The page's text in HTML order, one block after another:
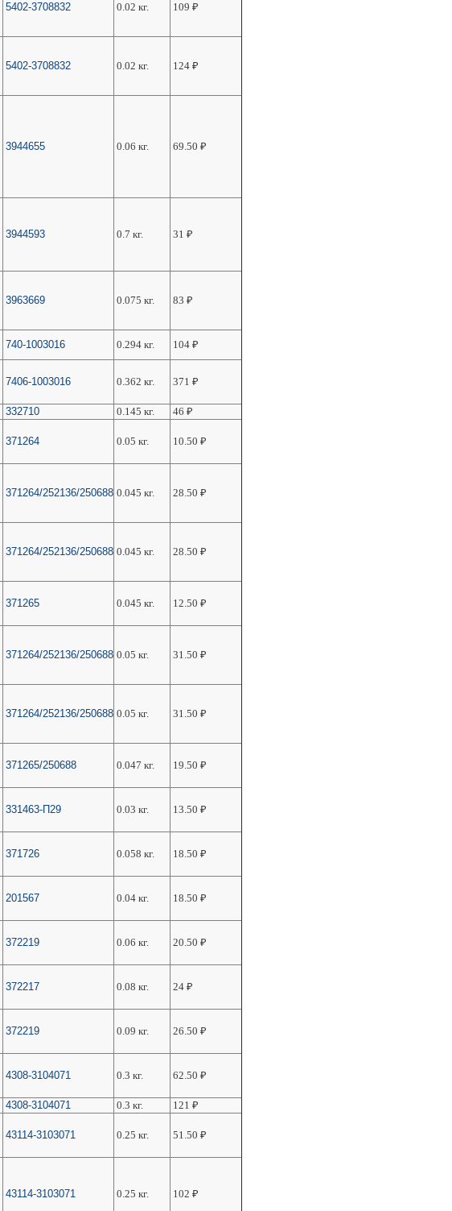
5402-3708832 0.02 кг. 109 ₽
5402-3708832 0.02 кг. 124 ₽
3944655 0.06 кг. 69.50 ₽
3944593 0.7 кг. 31 ₽
3963669 0.075 кг. 83 ₽
740-1003016 0.294 кг. 104 ₽
7406-1003016 0.362 кг. 371 ₽
332710 0.145 кг. 46 ₽
371264 0.05 кг. 10.50 ₽
371264/252136/250688 0.045 кг. 28.50 ₽
371264/252136/250688 0.045 кг. 28.50 ₽
371265 0.045 кг. 12.50 ₽
371264/252136/250688 0.05 кг. 31.50 ₽
371264/252136/250688 0.05 кг. 31.50 ₽
371265/250688 0.047 кг. 19.50 ₽
331463-П29 0.03 кг. 13.50 ₽
371726 0.058 кг. 18.50 ₽
201567 0.04 кг. 18.50 ₽
372219 0.06 кг. 20.50 ₽
372217 0.08 кг. 24 ₽
372219 0.09 кг. 26.50 ₽
4308-3104071 0.3 кг. 62.50 ₽
4308-3104071 0.3 кг. 121 ₽
43114-3103071 0.25 кг. 51.50 ₽
43114-3103071 0.25 кг. 102 ₽